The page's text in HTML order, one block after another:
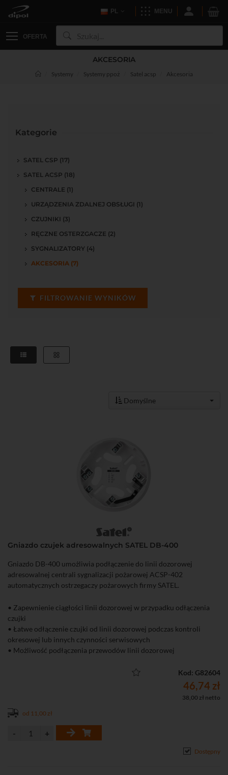
PL MENU
OFERTA
AKCESORIA
Systemy Systemy ppoż Satel acsp Akcesoria
Kategorie
SATEL CSP (17)
SATEL ACSP (18)
CENTRALE (1)
URZĄDZENIA ZDALNEJ OBSŁUGI (1)
CZUJNIKI (3)
RĘCZNE OSTERZGACZE (2)
SYGNALIZATORY (4)
AKCESORIA (7)
FILTROWANIE WYNIKÓW
Domyślne
Gniazdo czujek adresowalnych SATEL DB-400
Gniazdo DB-400 umożliwia podłączenie do linii dozorowej
adresowalnej centrali sygnalizacji pożarowej ACSP-402
automatycznych ostrzegaczy pożarowych firmy SATEL.
• Zapewnienie ciągłości linii dozorowej w przypadku odłączenia
czujki
• Łatwe odłączenie czujki od linii dozorowej podczas kontroli
okresowej lub innych czynności serwisowych
• Możliwość podłączenia przewodów linii dozorowej
• Możliwość podłączenia wyniesionego wskaźnika zadziałania WZ-
• Możliwość montażu na podstawie przemysłowej PDB-100 firmy
wstępuje zjawisko skraplania pary wodnej
Kod: G82604
46,74 zł
38,00 zł netto
od 11,00 zł
Dostępny